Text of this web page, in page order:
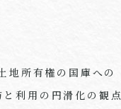
地所有権の国庫への
利用の円滑化の観点